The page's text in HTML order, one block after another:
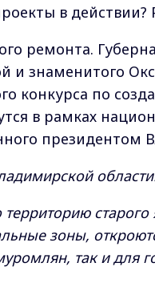
в
ремонта.
и знаменитого
конкурса по
в рамках
зоны,
так и для